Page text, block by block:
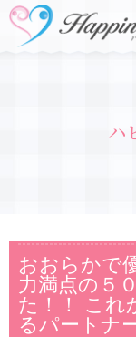
ハ
おおらかで
力満点の５
た！！ これ
るパートナ